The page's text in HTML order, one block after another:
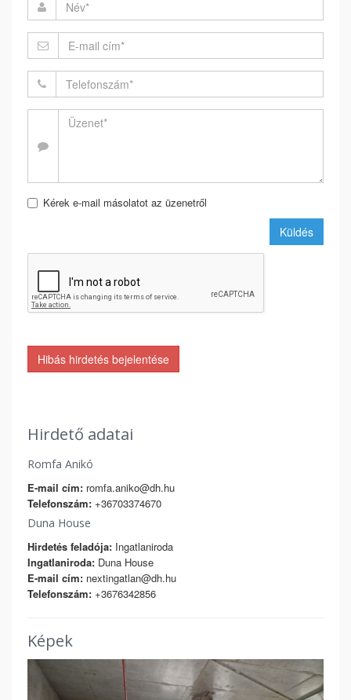
Kérek e-mail másolatot az üzenetről
Küldés
Hibás hirdetés bejelentése
Hirdető adatai
Romfa Anikó
E-mail cím: romfa.aniko@dh.hu
Telefonszám: +36703374670
Duna House
Hirdetés feladója: Ingatlaniroda
Ingatlaniroda: Duna House
E-mail cím: nextingatlan@dh.hu
Telefonszám: +3676342856
Képek